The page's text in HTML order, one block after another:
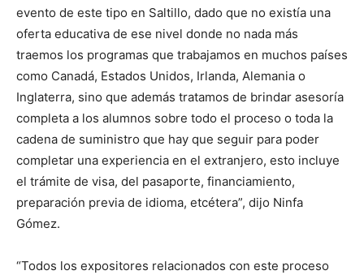
evento de este tipo en Saltillo, dado que no existía una
oferta educativa de ese nivel donde no nada más
traemos los programas que trabajamos en muchos países
como Canadá, Estados Unidos, Irlanda, Alemania o
Inglaterra, sino que además tratamos de brindar asesoría
completa a los alumnos sobre todo el proceso o toda la
cadena de suministro que hay que seguir para poder
completar una experiencia en el extranjero, esto incluye
el trámite de visa, del pasaporte, financiamiento,
preparación previa de idioma, etcétera”, dijo Ninfa
Gómez.
“Todos los expositores relacionados con este proceso